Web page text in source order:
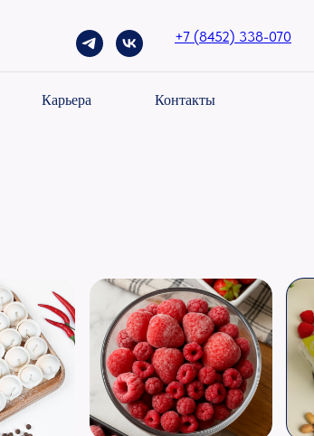
+7 (8452) 338-070
Карьера Контакты